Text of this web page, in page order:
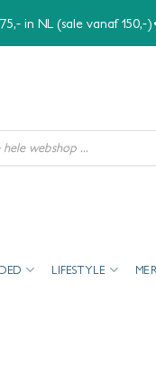
in NL (sale vanaf 150,-
LIFESTYLE